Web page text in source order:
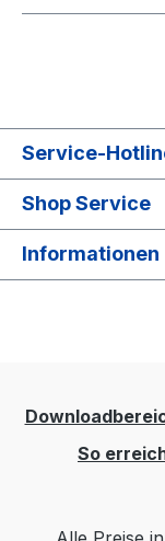
Service-
Shop Service
Informationen
So